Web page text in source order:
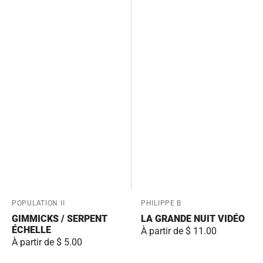
Fournisseur:
POPULATION II
GIMMICKS / SERPENT
ÉCHELLE
Prix
À partir de $ 5.00
Fournisseur:
PHILIPPE B
LA GRANDE NUIT VIDÉO
Prix
À partir de $ 11.00